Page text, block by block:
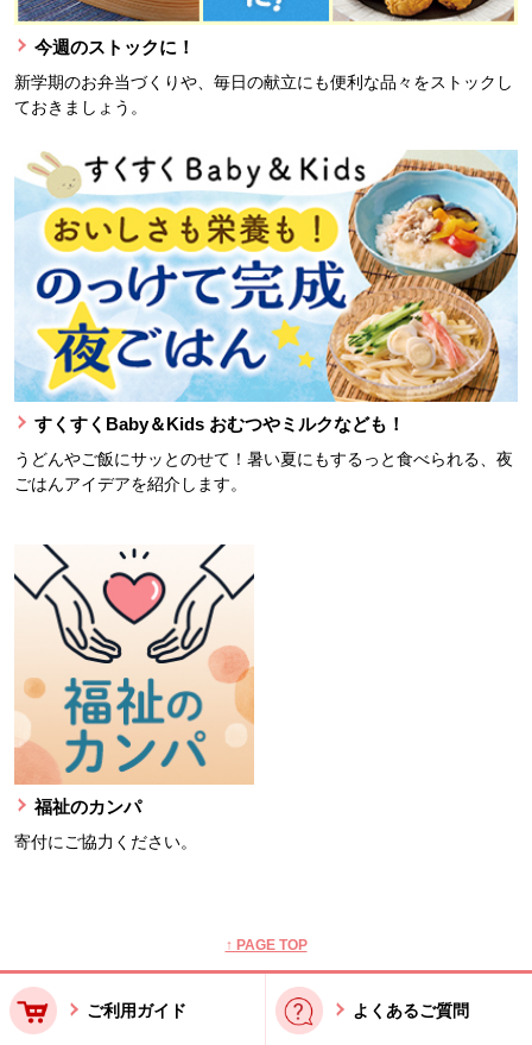
今週のストックに！
新学期のお弁当づくりや、毎日の献立にも便利な品々をストックし
ておきましょう。
すくすくBaby＆Kids おむつやミルクなども！
うどんやご飯にサッとのせて！暑い夏にもするっと食べられる、夜
ごはんアイデアを紹介します。
福祉のカンパ
寄付にご協力ください。
↑ PAGE TOP
ご利用ガイド よくあるご質問